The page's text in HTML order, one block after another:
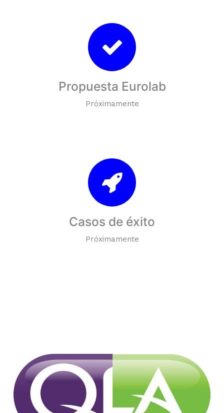
Propuesta Eurolab
Próximamente
Casos de éxito
Próximamente